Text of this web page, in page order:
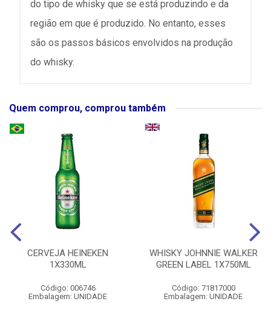
do tipo de whisky que se está produzindo e da
região em que é produzido. No entanto, esses
são os passos básicos envolvidos na produção
do whisky.
Quem comprou, comprou também
CERVEJA HEINEKEN
1X330ML
Código: 006746
Embalagem: UNIDADE
WHISKY JOHNNIE WALKER
GREEN LABEL 1X750ML
Código: 71817000
Embalagem: UNIDADE